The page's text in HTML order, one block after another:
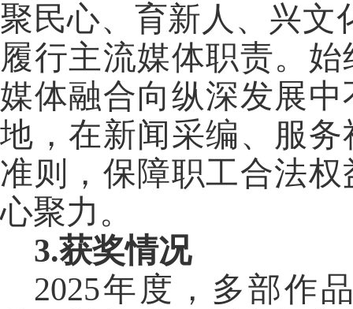
聚民心、育新人、兴文
履行主流媒体职责。
媒体融合向纵深发展
地，在新闻采编、服
准则，保障职工合法
心聚力。
3.获奖情况
2025年度，多部作